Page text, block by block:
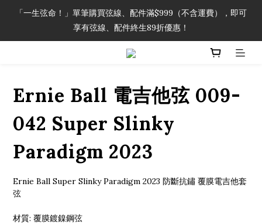
「一生弦命！」單筆購買弦線、配件滿$999（不含運費），即可
享有弦線、配件終生89折優惠！
「一生弦命！」單筆購買弦線、配件滿$999（不含運費），即可
享有弦線、配件終生89折優惠！
加入會員即領2000元購物金。 加入購物車查看更多折扣！
「一生弦命！」單筆購買弦線、配件滿$999（不含運費），即可
Ernie Ball 電吉他弦 009-
042 Super Slinky
Paradigm 2023
Ernie Ball Super Slinky Paradigm 2023 防斷抗鏽 覆膜電吉他套
弦
材質: 覆膜鍍鎳鋼弦